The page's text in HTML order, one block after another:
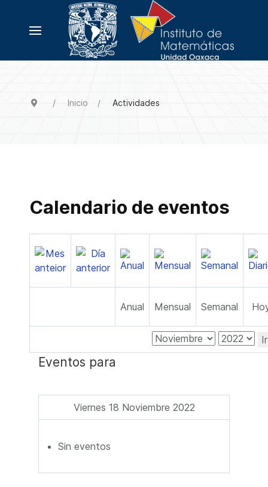
Inicio Actividades
Calendario de eventos
Anual Mensual Semanal
Eventos para
Viernes 18 Noviembre 2022
Sin eventos